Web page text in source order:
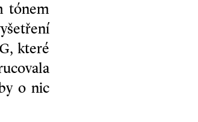
tónem
které
o nic